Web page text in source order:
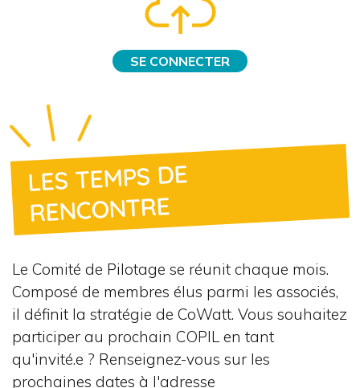
SE CONNECTER
LES TEMPS DE
RENCONTRE
Le Comité de Pilotage se réunit chaque mois.
Composé de membres élus parmi les associés,
il définit la stratégie de CoWatt. Vous souhaitez
participer au prochain COPIL en tant
qu'invité.e ? Renseignez-vous sur les
prochaines dates à l'adresse